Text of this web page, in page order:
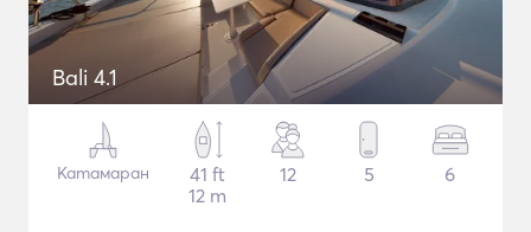
Bali 4.1
Катамаран
41 ft
12 m
12 5 6